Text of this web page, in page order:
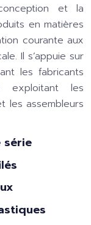
et la
en matières
courante aux
Il s’appuie sur
les fabricants
exploitant les
les assembleurs
série